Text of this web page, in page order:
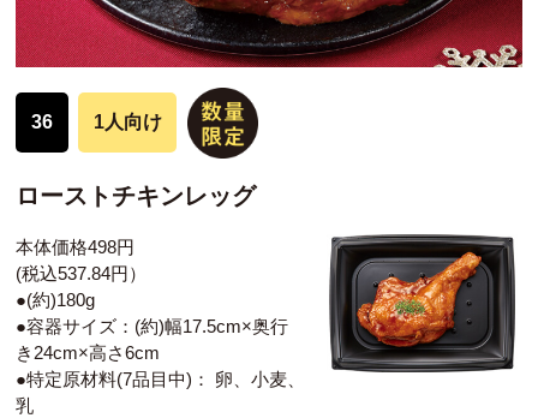
36 1人向け
ローストチキンレッグ
本体価格498円
(税込537.84円）
●(約)180g
●容器サイズ：(約)幅17.5cm×奥行
き24cm×高さ6cm
●特定原材料(7品目中)： 卵、小麦、
乳